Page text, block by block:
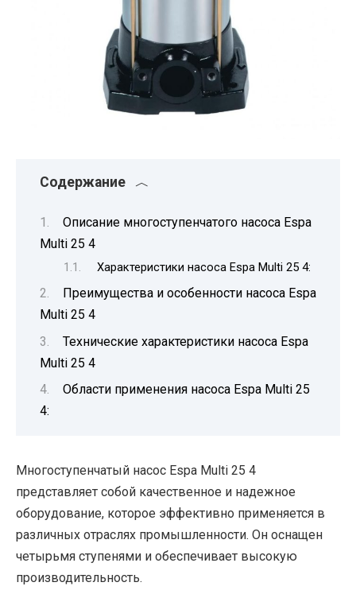
Содержание
Описание многоступенчатого насоса Espa
Multi 25 4
Характеристики насоса Espa Multi 25 4:
Преимущества и особенности насоса Espa
Multi 25 4
Технические характеристики насоса Espa
Multi 25 4
Области применения насоса Espa Multi 25
4:
Многоступенчатый насос Espa Multi 25 4
представляет собой качественное и надежное
оборудование, которое эффективно применяется в
различных отраслях промышленности. Он оснащен
четырьмя ступенями и обеспечивает высокую
производительность.